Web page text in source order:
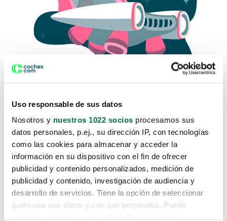
Uso responsable de sus datos
Nosotros y nuestros 1022 socios procesamos sus
datos personales, p.ej., su dirección IP, con tecnologías
como las cookies para almacenar y acceder la
información en su dispositivo con el fin de ofrecer
publicidad y contenido personalizados, medición de
publicidad y contenido, investigación de audiencia y
desarrollo de servicios. Tiene la opción de seleccionar
quién usa sus datos y con qué propósitos. Puede
Lo sentimos, no sabemos como
te hemos traido hasta aquí.
Pero puedes encontrar el coche que estás
buscando en alguno de estos enlaces: